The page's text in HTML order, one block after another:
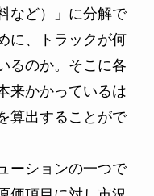
など）」に分解で
に、トラックが何
るのか。そこに各
来かかっているは
算出することがで
ーションの一つで